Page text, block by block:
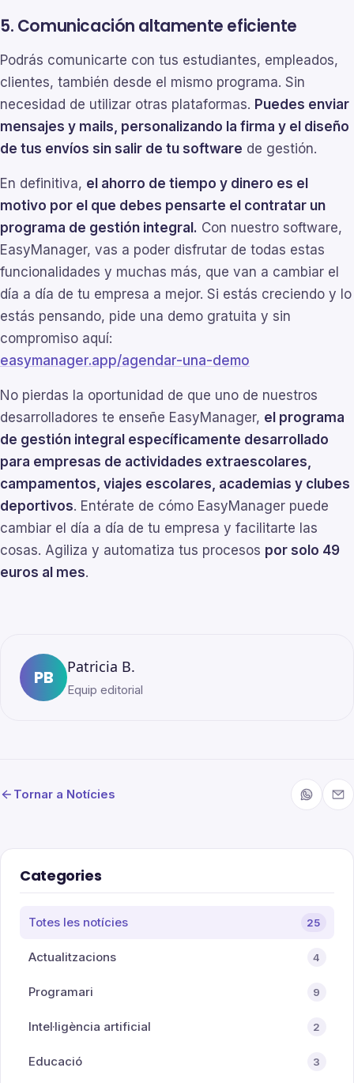
5. Comunicación altamente eficiente
Podrás comunicarte con tus estudiantes, empleados,
clientes, también desde el mismo programa. Sin
necesidad de utilizar otras plataformas. Puedes enviar
mensajes y mails, personalizando la firma y el diseño
de tus envíos sin salir de tu software de gestión.
En definitiva, el ahorro de tiempo y dinero es el
motivo por el que debes pensarte el contratar un
programa de gestión integral. Con nuestro software,
EasyManager, vas a poder disfrutar de todas estas
funcionalidades y muchas más, que van a cambiar el
día a día de tu empresa a mejor. Si estás creciendo y lo
estás pensando, pide una demo gratuita y sin
compromiso aquí:
easymanager.app/agendar-una-demo
No pierdas la oportunidad de que uno de nuestros
desarrolladores te enseñe EasyManager, el programa
de gestión integral específicamente desarrollado
para empresas de actividades extraescolares,
campamentos, viajes escolares, academias y clubes
deportivos. Entérate de cómo EasyManager puede
cambiar el día a día de tu empresa y facilitarte las
cosas. Agiliza y automatiza tus procesos por solo 49
euros al mes.
PB Patricia B.
Equip editorial
Tornar a Notícies
Categories
Totes les notícies 25
Actualitzacions 4
Programari 9
Intel·ligència artificial 2
Educació 3